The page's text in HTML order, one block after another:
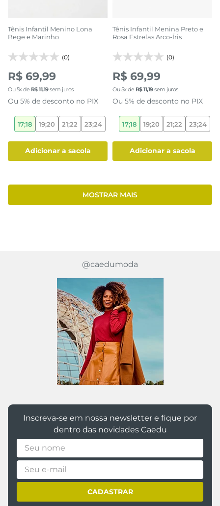
Tênis Infantil Menino Lona
Bege e Marinho
(0)
R$ 69,99
Ou5x de R$11,19sem juros
Ou 5% de desconto no PIX
17;18 19;20 21;22 23;24
adicionar a sacola
Tênis Infantil Menina Preto e
Rosa Estrelas Arco-Íris
(0)
R$ 69,99
Ou5x de R$11,19sem juros
Ou 5% de desconto no PIX
17;18 19;20 21;22 23;24
adicionar a sacola
MOSTRAR MAIS
@caedumoda
Inscreva-se em nossa newsletter e fique por
dentro das novidades Caedu
CADASTRAR